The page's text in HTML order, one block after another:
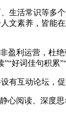
生活常识等多
文素养，皆能
盈利运营，杜
好词佳句积累
有互动论坛，促
心阅读、深